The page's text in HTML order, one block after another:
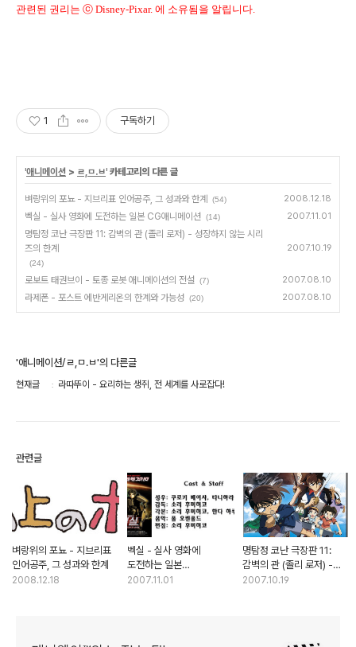
관련된 권리는 ⓒ Disney-Pixar. 에 소유됨을 알립니다.
1 구독하기
'애니메이션 > ㄹ,ㅁ.ㅂ' 카테고리의 다른 글
벼랑위의 포뇨 - 지브리표 인어공주, 그 성과와 한계 (54) 2008.12.18
벡실 - 실사 영화에 도전하는 일본 CG애니메이션 (14) 2007.11.01
명탐정 코난 극장판 11: 감벽의 관 (졸리 로저) - 성장하지 않는 시리
즈의 한계
(24)
2007.10.19
로보트 태권브이 - 토종 로봇 애니메이션의 전설 (7) 2007.08.10
라제폰 - 포스트 에반게리온의 한계와 가능성 (20) 2007.08.10
'애니메이션/ㄹ,ㅁ.ㅂ'의 다른글
현재글 라따뚜이 - 요리하는 생쥐, 전 세계를 사로잡다!
관련글
벼랑위의 포뇨 - 지브리표
인어공주, 그 성과와 한계
2008.12.18
벡실 - 실사 영화에
도전하는 일본
CG애니메이션
2007.11.01
명탐정 코난 극장판 11:
감벽의 관 (졸리 로저) -
성장하지 않는 시리즈의
2007.10.19